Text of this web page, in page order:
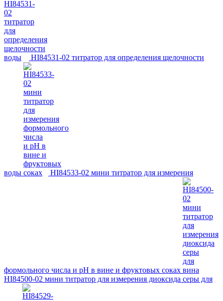
HI84531-02 титратор для определения щелочности
воды HI84533-02 мини титратор для измерения
формольного числа и рН в вине и фруктовых соках
HI84500-02 мини титратор для измерения диоксида серы для